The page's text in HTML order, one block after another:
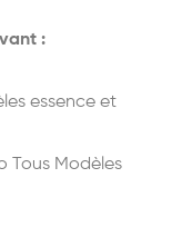
:
essence et
Tous Modèles